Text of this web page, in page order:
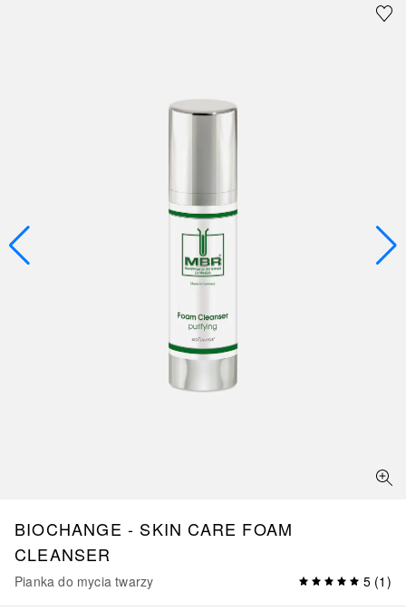
BIOCHANGE - SKIN CARE FOAM
CLEANSER
Pianka do mycia twarzy 5 (1 )